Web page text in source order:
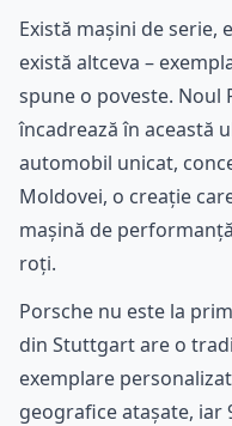
Există mașini de serie,
există altceva –
spune o poveste. Noul
încadrează în această
automobil unicat,
Moldovei, o creație
mașină de
roți.
Porsche nu este la
din Stuttgart are o
exemplare
geografice atașate, iar